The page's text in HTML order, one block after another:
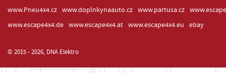
www.Pneu4x4.cz www.doplnkynaauto.cz www.partusa.cz
www.escape4x4.de
www.escape4x4.at www.escape4x4.eu ebay
© 2015 - 2026, DNA Elektro